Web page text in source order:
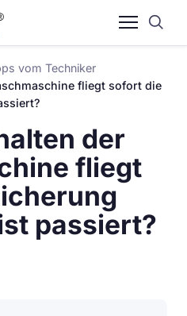
vom Techniker
fliegt sofort die
der
fliegt
passiert?